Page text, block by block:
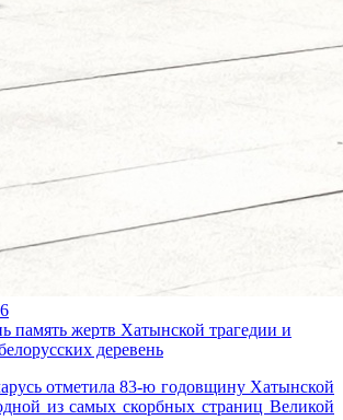
память жертв Хатынской трагедии и
деревень
отметила 83-ю годовщину Хатынской
из самых скорбных страниц Великой